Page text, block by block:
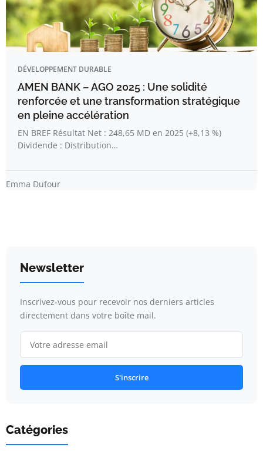
DÉVELOPPEMENT DURABLE
AMEN BANK – AGO 2025 : Une solidité
renforcée et une transformation stratégique
en pleine accélération
EN BREF Résultat Net : 248,65 MD en 2025 (+8,13 %)
Dividende : Distribution…
Emma Dufour
Newsletter
Inscrivez-vous pour recevoir nos derniers articles
directement dans votre boîte mail.
S'inscrire
Catégories